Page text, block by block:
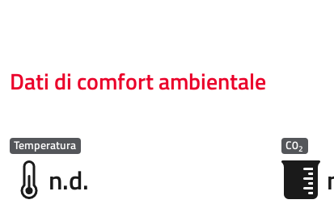
Dati di comfort ambientale
Temperatura
n.d.
C02